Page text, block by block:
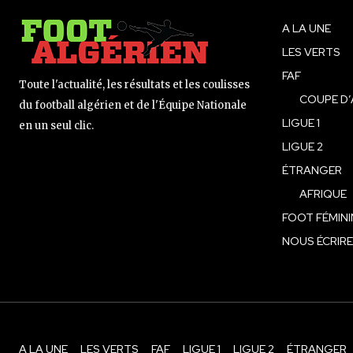
Toute l'actualité, les résultats et les coulisses
du football algérien et de l'Équipe Nationale
en un seul clic.
A LA UNE
LES VERTS
FAF
COUPE
LIGUE 1
LIGUE 2
ÉTRANGER
AFRIQUE
FOOT
NOUS ÉCRIRE
A LA UNE LES VERTS FAF LIGUE 1 LIGUE 2 ÉTRANGER